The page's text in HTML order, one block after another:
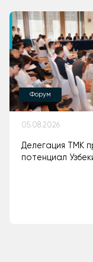
Форум
05.08.2026
Делегация ТМК
потенциал